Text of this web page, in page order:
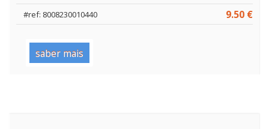
9.50 €
#ref: 8008230010440
saber mais